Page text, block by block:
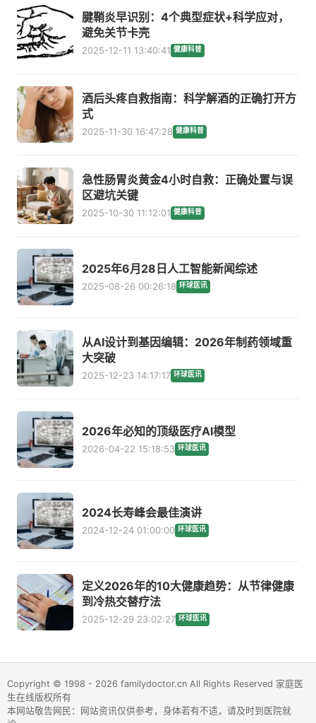
腱鞘炎早识别：4个典型症状+科学应对，
避免关节卡壳
2025-12-11 13:40:41 健康科普
酒后头疼自救指南：科学解酒的正确打开方
式
2025-11-30 16:47:28 健康科普
急性肠胃炎黄金4小时自救：正确处置与误
区避坑关键
2025-10-30 11:12:01 健康科普
2025年6月28日人工智能新闻综述
2025-08-26 00:26:18 环球医讯
从AI设计到基因编辑：2026年制药领域重
大突破
2025-12-23 14:17:17 环球医讯
2026年必知的顶级医疗AI模型
2026-04-22 15:18:53 环球医讯
2024长寿峰会最佳演讲
2024-12-24 01:00:00 环球医讯
定义2026年的10大健康趋势：从节律健康
到冷热交替疗法
2025-12-29 23:02:27 环球医讯
Copyright © 1998 - 2026 familydoctor.cn All Rights Reserved 家庭医
生在线版权所有
本网站敬告网民：网站资讯仅供参考，身体若有不适，请及时到医院就